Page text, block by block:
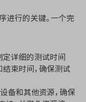
进行的关键。一个完
详细的测试时间
束时间，确保测试
备和其他资源，确保